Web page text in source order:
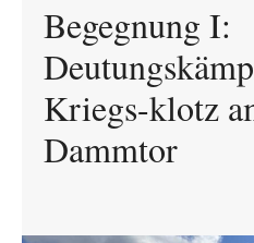
Begegnung I:
Kriegs-klotz
Dammtor